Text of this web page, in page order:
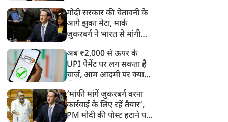
मोदी सरकार की चेतावनी के
आगे झुका मेटा, मार्क
ज़ुकरबर्ग ने भारत से मांगी
अब ₹2,000 से ऊपर के
UPI पेमेंट पर लग सकता है
चार्ज, आम आदमी पर क्या
‘मांफी मांगें जुकरबर्ग वरना
कार्रवाई के लिए रहें तैयार’,
PM मोदी की पोस्ट हटाने पर